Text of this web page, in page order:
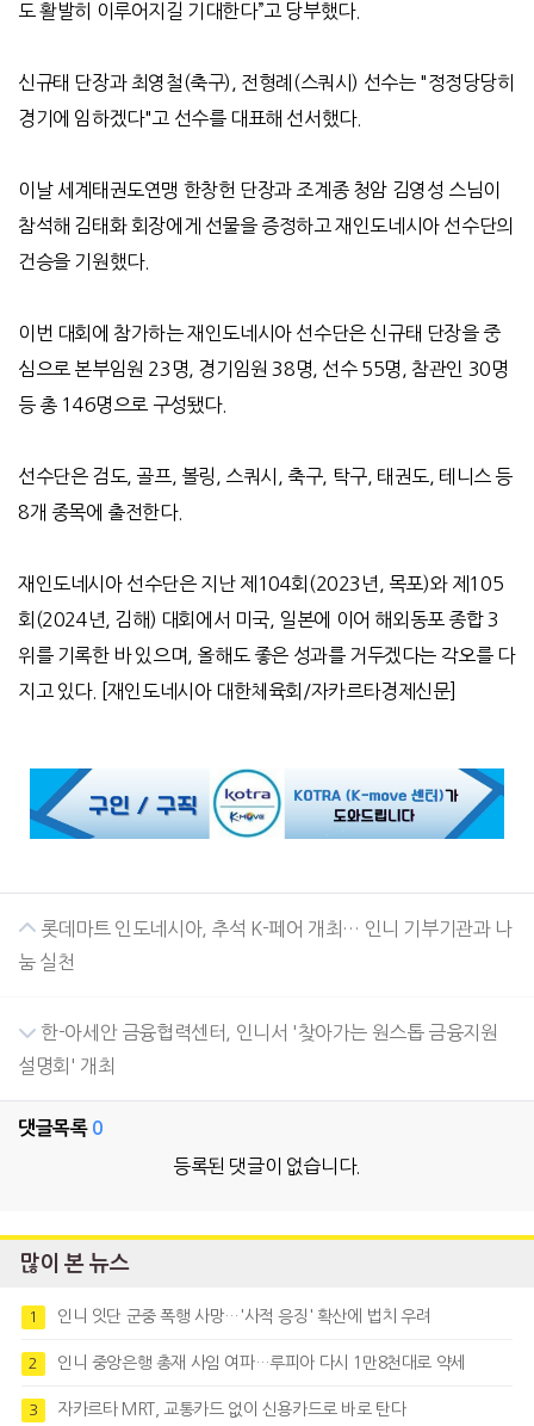
도 활발히 이루어지길 기대한다”고 당부했다.
신규태 단장과 최영철(축구), 전형례 (스쿼시 ) 선수는"정정당당히
경기에 임하겠다"고 선수를 대표해 선서했다.
이날 세계태권도연맹 한창헌 단장과 조계종 청암 김영성 스님이
참석해 김태화 회장에게 선물을 증정하고 재인도네시아 선수단의
건승을 기원했다.
이번 대회에 참가하는 재인도네시아 선수단은 신규태 단장을 중
심으로 본부임원 23명, 경기임원 38명, 선수55명 , 참관인 30명
등 총146명으로 구성됐다.
선수단은 검도, 골프, 볼링 , 스쿼시 , 축구, 탁구, 태권도, 테니스 등
8개 종목에 출전한다.
재인도네시아 선수단은 지난 제 104회 (2023 년 , 목포)와 제 105
회 (2024년, 김해) 대회에서 미국, 일본에 이어 해외동포 종합3
위를 기록한 바 있으며 , 올해도 좋은 성과를 거두겠다는 각오를 다
지고 있다. [ 재인도네시아 대한체육회 /자카르타경제신문]
롯데마트 인도네시아, 추석 K-페어 개최… 인니 기부기관과 나
눔 실천
한-아세안 금융협력센터, 인니서 '찾아가는 원스톱 금융지원
설명회' 개최
댓글목록 0
등록된 댓글이 없습니다.
많이 본 뉴스
1 인니 잇단 군중 폭행 사망…'사적 응징' 확산에 법치 우려
2 인니 중앙은행 총재 사임 여파…루피아 다시 1만8천대로 약세
3 자카르타 MRT, 교통카드 없이 신용카드로 바로 탄다